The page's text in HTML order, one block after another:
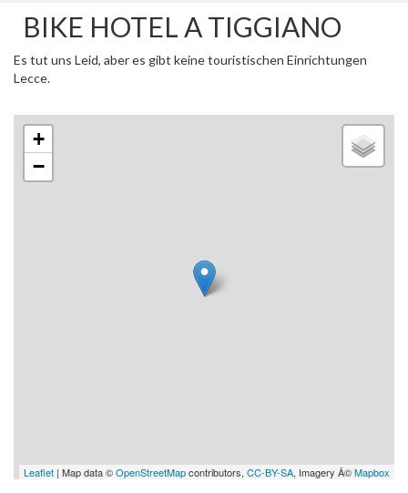
BIKE HOTEL A TIGGIANO
Es tut uns Leid, aber es gibt keine touristischen Einrichtungen
Lecce.
+
−
Leaflet | Map data ©OpenStreetMapcontributors, CC-BY-SA, Imagery Â©Mapbox